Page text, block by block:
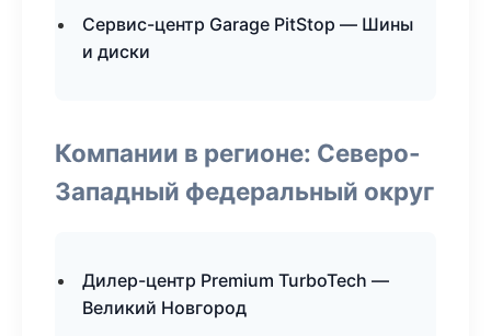
Сервис-центр Garage PitStop — Шины
и диски
Компании в регионе: Северо-
Западный федеральный округ
Дилер-центр Premium TurboTech —
Великий Новгород